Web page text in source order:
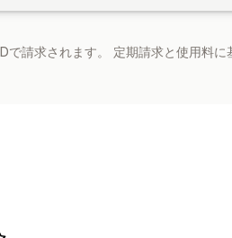
で請求されます。 定期請求と使用料に